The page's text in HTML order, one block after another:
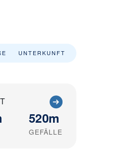
UNTERKUNFT
520m
GEFÄLLE